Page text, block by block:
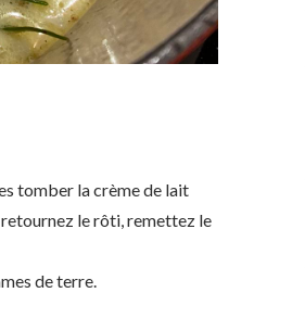
tomber la crème de lait
le rôti, remettez le
de terre.